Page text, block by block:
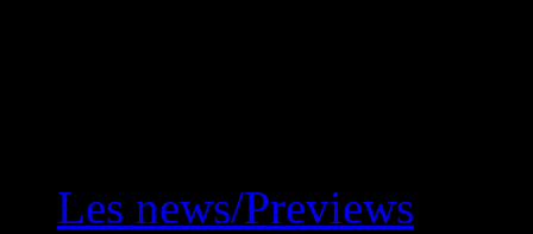
Les news/Previews